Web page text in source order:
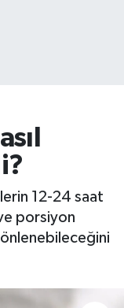
12-24 saat
porsiyon
önlenebileceğini